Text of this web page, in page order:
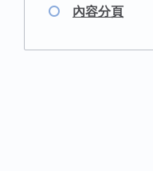
內容分頁